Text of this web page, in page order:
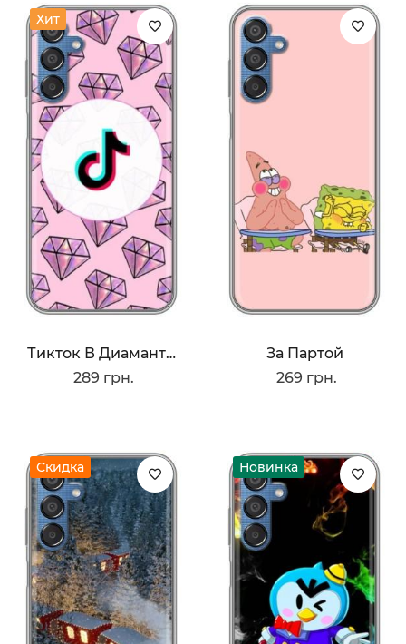
Хит
Тикток В Диамантах
289 грн.
За Партой
269 грн.
Скидка Новинка